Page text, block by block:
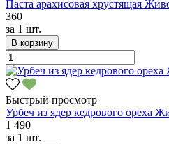
Паста арахисовая хрустящая
360
за 1 шт.
В корзину
Быстрый просмотр
Урбеч из ядер кедрового ореха
1 490
за 1 шт.